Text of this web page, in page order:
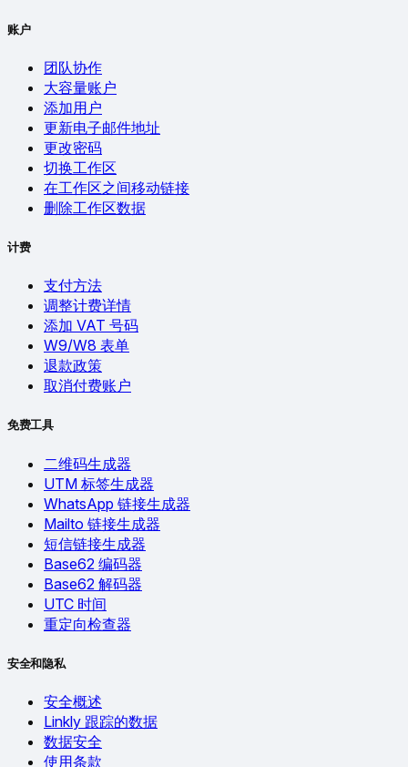
账户
团队协作
大容量账户
添加用户
更新电子邮件地址
更改密码
切换工作区
在工作区之间移动链接
删除工作区数据
计费
支付方法
调整计费详情
添加 VAT 号码
W9/W8 表单
退款政策
取消付费账户
免费工具
二维码生成器
UTM 标签生成器
WhatsApp 链接生成器
Mailto 链接生成器
短信链接生成器
Base62 编码器
Base62 解码器
UTC 时间
重定向检查器
安全和隐私
安全概述
Linkly 跟踪的数据
数据安全
使用条款